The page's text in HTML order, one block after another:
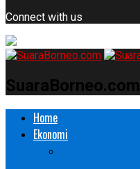
Connect with us
SuaraBorneo.com
Home
Ekonomi